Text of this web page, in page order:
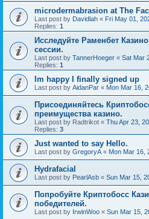
microdermabrasion at The
Last post by Davidlah « Fri May 01,
Replies: 1
Исследуйте Раменбет
сессии.
Last post by TannerHoeger « Sat Mar
Replies: 1
Im happy I finally signed up
Last post by AidanPar « Mon Mar 16,
Присоединяйтесь
преимущества казино.
Last post by Radtrikot « Thu Apr 23,
Replies: 3
Just wanted to say Hello.
Last post by GregoryA « Mon Mar 16,
Hydrafacial
Last post by PearlAsb « Sun Mar 15,
Попробуйте Криптобосс
победителей.
Last post by IrwinWoo « Sun Mar 15,